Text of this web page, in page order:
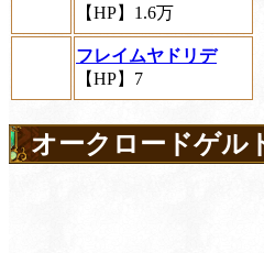
【HP】1.6万
フレイムヤドリデ
【HP】7
オークロードゲル